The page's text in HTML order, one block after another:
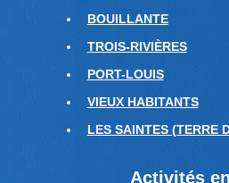
BOUILLANTE
TROIS-RIVIÈRES
PORT-LOUIS
VIEUX HABITANTS
LES SAINTES (TERRE
Activités